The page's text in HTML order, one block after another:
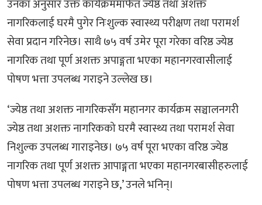
उनका अनुसार उक्त कार्यक्रममार्फत ज्येष्ठ तथा अशक्त
नागरिकलाई घरमै पुगेर निःशुल्क स्वास्थ्य परीक्षण तथा परामर्श
सेवा प्रदान गरिनेछ। साथै ७५ वर्ष उमेर पूरा गरेका वरिष्ठ ज्येष्ठ
नागरिक तथा पूर्ण अशक्त अपाङ्गता भएका महानगरवासीलाई
पोषण भत्ता उपलब्ध गराइने उल्लेख छ।
‘ज्येष्ठ तथा अशक्त नागरिकसँग महानगर कार्यक्रम सञ्चालनगरी
ज्येष्ठ तथा अशक्त नागरिकको घरमै स्वास्थ्य तथा परामर्श सेवा
निशुल्क उपलब्ध गाराइनेछ। ७५ वर्ष पूरा भएका वरिष्ठ ज्येष्ठ
नागरिक तथा पूर्ण अशक्त आपाङ्गता भएका महानगरबासीहरुलाई
पोषण भत्ता उपलब्ध गराइने छ,’ उनले भनिन्।